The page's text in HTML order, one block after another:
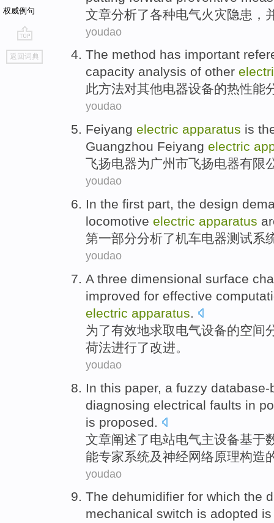
权威例句
go
top
返回词典
文章分析了各种电气火灾隐患 ，
youdao
The method has important
capacity analysis of other
此方法对其他电器设备的热性能
youdao
Feiyang electric apparatus is
Guangzhou Feiyang electric
飞扬电器为广州市飞扬电器有限
youdao
In the first part, the design
locomotive electric apparatus
第一部分分析了机车电器测试系
youdao
A three dimensional surface
improved for effective
electric apparatus.
为了有效地求取电气设备的空间
荷法进行了改进。
youdao
In this paper, a fuzzy database-
diagnosing electrical faults in
is proposed.
文章阐述了电站电气主设备基于
能专家系统及神经网络原理构造
youdao
The dehumidifier for which the
mechanical switch is adopted